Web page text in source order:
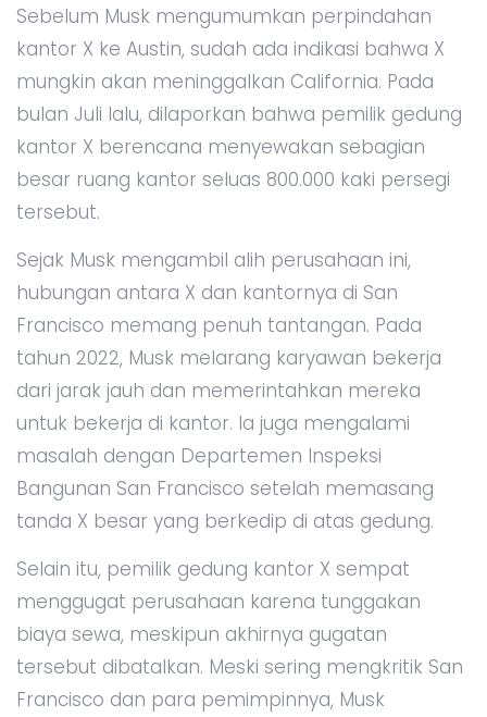
Sebelum Musk mengumumkan perpindahan
kantor X ke Austin, sudah ada indikasi bahwa X
mungkin akan meninggalkan California. Pada
bulan Juli lalu, dilaporkan bahwa pemilik gedung
kantor X berencana menyewakan sebagian
besar ruang kantor seluas 800.000 kaki persegi
tersebut.
Sejak Musk mengambil alih perusahaan ini,
hubungan antara X dan kantornya di San
Francisco memang penuh tantangan. Pada
tahun 2022, Musk melarang karyawan bekerja
dari jarak jauh dan memerintahkan mereka
untuk bekerja di kantor. Ia juga mengalami
masalah dengan Departemen Inspeksi
Bangunan San Francisco setelah memasang
tanda X besar yang berkedip di atas gedung.
Selain itu, pemilik gedung kantor X sempat
menggugat perusahaan karena tunggakan
biaya sewa, meskipun akhirnya gugatan
tersebut dibatalkan. Meski sering mengkritik San
Francisco dan para pemimpinnya, Musk